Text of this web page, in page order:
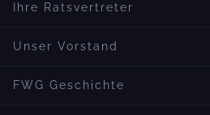
Ihre Ratsvertreter
Unser Vorstand
FWG Geschichte